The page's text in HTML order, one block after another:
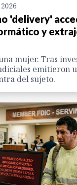
'delivery'
y
mujer. Tras
emitieron
del sujeto.